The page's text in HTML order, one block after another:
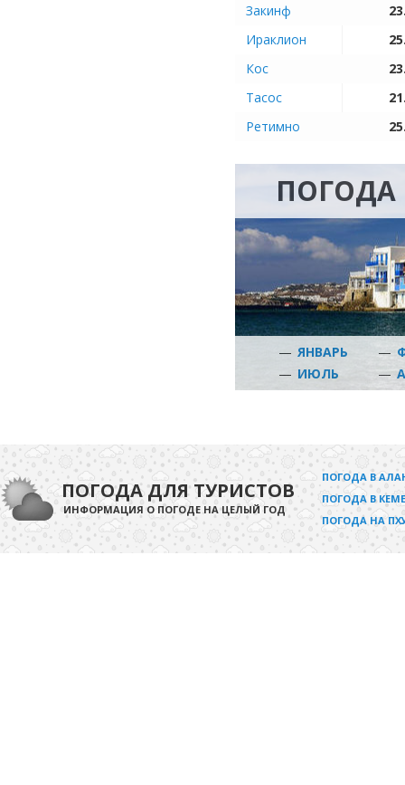
Закинф
Ираклион
Кос
Тасос
Ретимно
— ЯНВАРЬ —
— ИЮЛЬ —
ПОГОДА ДЛЯ ТУРИСТОВ
ИНФОРМАЦИЯ О ПОГОДЕ НА ЦЕЛЫЙ ГОД
ПОГОДА В
ПОГОДА В
ПОГОДА НА